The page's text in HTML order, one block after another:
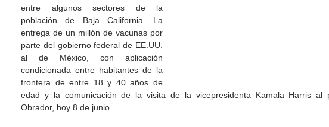
entre algunos sectores de la
población de Baja California. La
entrega de un millón de vacunas por
parte del gobierno federal de EE.UU.
al de México, con aplicación
condicionada entre habitantes de la
frontera de entre 18 y 40 años de
edad y la comunicación de la visita de la vicepresidenta Kamala Harris al
Obrador, hoy 8 de junio.